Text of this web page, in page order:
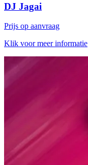
DJ Jagai
Prijs op aanvraag
Klik voor meer informatie